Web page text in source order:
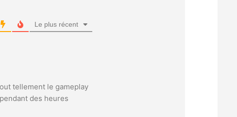
Le plus récent
tellement le gameplay
des heures